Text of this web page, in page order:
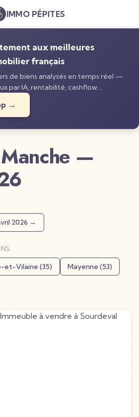
IMMOPÉPITES
aux meilleures
français
de biens analysés en temps réel —
par IA, rentabilité, cashflow…
→
Manche —
2026 →
et-Vilaine (35) Mayenne (53)